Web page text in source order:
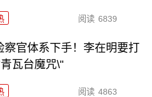
阅读 6839
察官体系下手！李在明要打
瓦台魔咒\"
阅读 4863